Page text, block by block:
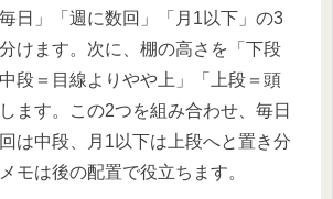
日」「週に数回」「月1以下」の3
けます。次に、棚の高さを「下段
段＝目線よりやや上」「上段＝頭
ます。この2つを組み合わせ、毎日
は中段、月1以下は上段へと置き分
モは後の配置で役立ちます。